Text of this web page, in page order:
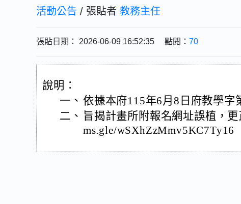
活動公告 / 張貼者 教務主任
張貼日期： 2026-06-09 16:52:35 點閱： 70
說明：
一、 依據本府115年6月8日府教學字
二、 旨揭計畫所附報名網址誤植，
ms.gle/wSXhZzMmv5KC7Ty16